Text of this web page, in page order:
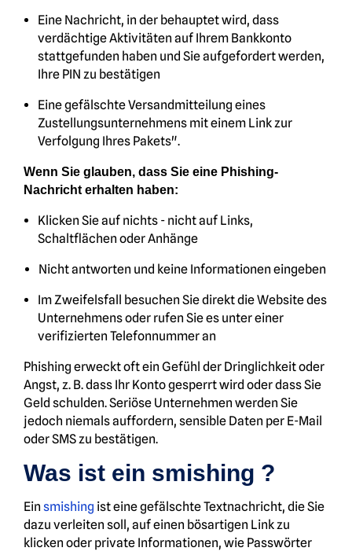
Eine Nachricht, in der behauptet wird, dass
verdächtige Aktivitäten auf Ihrem Bankkonto
stattgefunden haben und Sie aufgefordert werden,
Ihre PIN zu bestätigen
Eine gefälschte Versandmitteilung eines
Zustellungsunternehmens mit einem Link zur
Verfolgung Ihres Pakets".
Wenn Sie glauben, dass Sie eine Phishing-
Nachricht erhalten haben:
Klicken Sie auf nichts - nicht auf Links,
Schaltflächen oder Anhänge
Nicht antworten und keine Informationen eingeben
Im Zweifelsfall besuchen Sie direkt die Website des
Unternehmens oder rufen Sie es unter einer
verifizierten Telefonnummer an
Phishing erweckt oft ein Gefühl der Dringlichkeit oder
Angst, z. B. dass Ihr Konto gesperrt wird oder dass Sie
Geld schulden. Seriöse Unternehmen werden Sie
jedoch niemals auffordern, sensible Daten per E-Mail
oder SMS zu bestätigen.
Was ist ein smishing ?
Ein smishing ist eine gefälschte Textnachricht, die Sie
dazu verleiten soll, auf einen bösartigen Link zu
klicken oder private Informationen, wie Passwörter